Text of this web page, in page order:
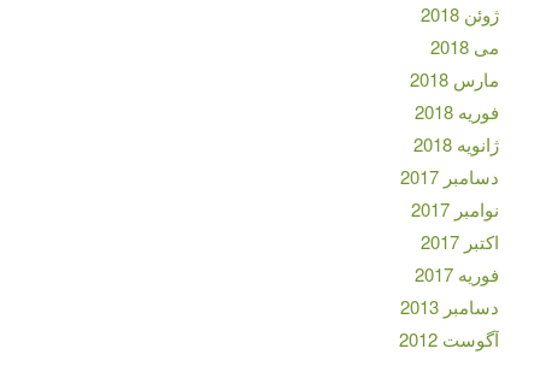
ژوئن 2018
می 2018
مارس 2018
فوریه 2018
ژانویه 2018
دسامبر 2017
نوامبر 2017
اکتبر 2017
فوریه 2017
دسامبر 2013
آگوست 2012